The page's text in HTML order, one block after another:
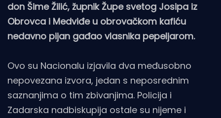
don Šime Žilić, župnik Župe svetog Josipa iz
Obrovca i Medviđe u obrovačkom kafiću
nedavno pijan gađao vlasnika pepeljarom.
Ovo su Nacionalu izjavila dva međusobno
nepovezana izvora, jedan s neposrednim
saznanjima o tim zbivanjima. Policija i
Zadarska nadbiskupija ostale su nijeme i